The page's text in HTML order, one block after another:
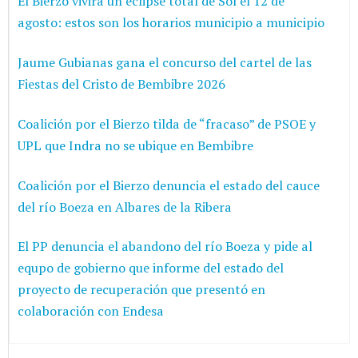
agosto: estos son los horarios municipio a municipio
Jaume Gubianas gana el concurso del cartel de las
Fiestas del Cristo de Bembibre 2026
Coalición por el Bierzo tilda de “fracaso” de PSOE y
UPL que Indra no se ubique en Bembibre
Coalición por el Bierzo denuncia el estado del cauce
del río Boeza en Albares de la Ribera
El PP denuncia el abandono del río Boeza y pide al
equpo de gobierno que informe del estado del
proyecto de recuperación que presentó en
colaboración con Endesa